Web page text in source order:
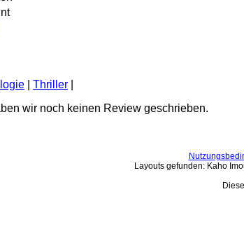
Thriller
wir noch keinen Review geschrieben.
Layouts gefunden: Kaho